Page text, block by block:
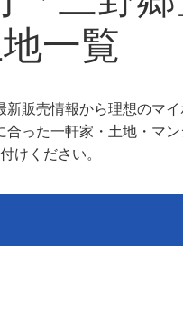
一覧
販売情報から理想のマイ
った一軒家・土地・マン
けください。